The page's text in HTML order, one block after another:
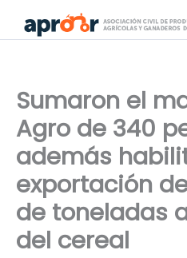
Sumaron el
Agro de 340
además
exportación
de toneladas
del cereal